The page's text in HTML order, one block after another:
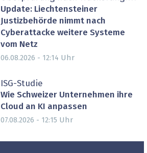
Update: Liechtensteiner
Justizbehörde nimmt nach
Cyberattacke weitere Systeme
vom Netz
06.08.2026 - 12:14 Uhr
ISG-Studie
Wie Schweizer Unternehmen ihre
Cloud an KI anpassen
07.08.2026 - 12:15 Uhr